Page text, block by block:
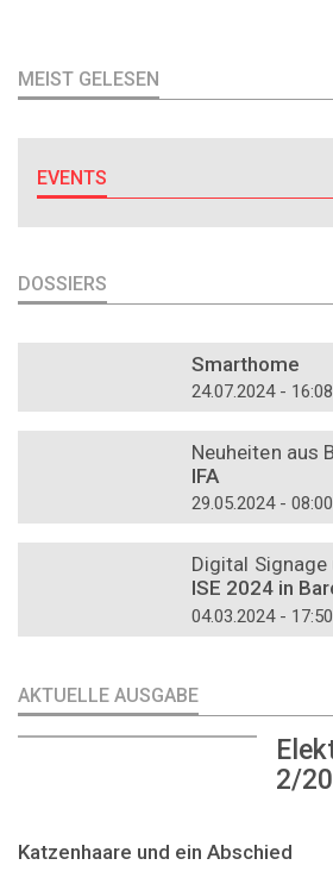
MEIST GELESEN
EVENTS
DOSSIERS
Smarthome
24.07.2024 -
Neuheiten aus
IFA
29.05.2024 -
Digital Signage
ISE 2024 in
04.03.2024 -
AKTUELLE AUSGABE
2/
Katzenhaare und ein Abschied